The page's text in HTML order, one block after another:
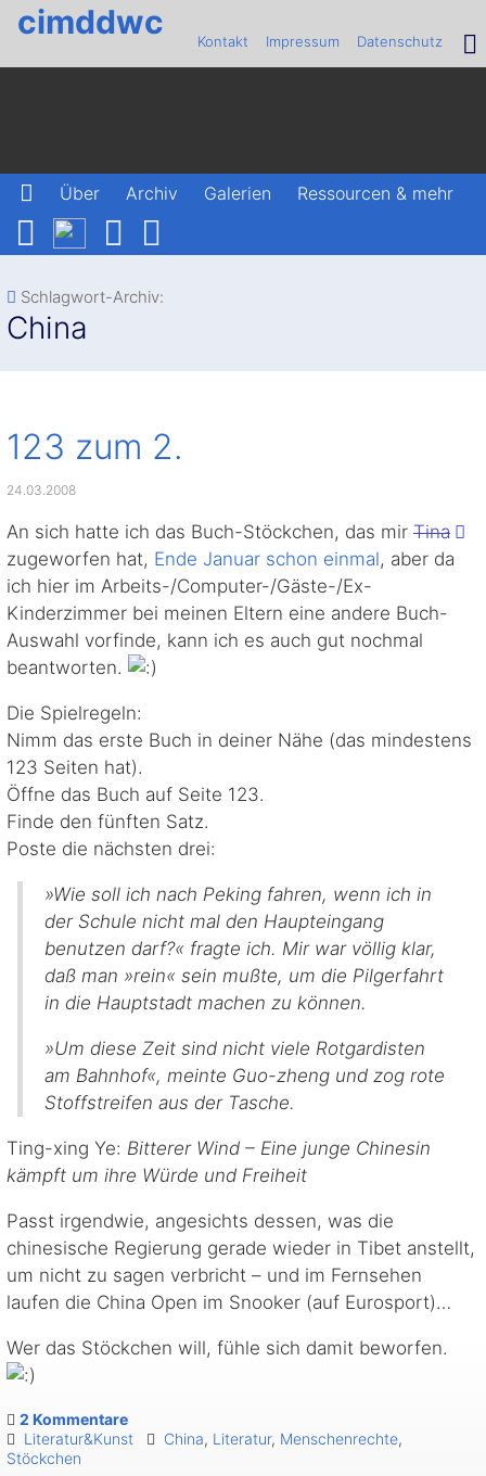
cimddwc Kontakt Impressum Datenschutz
Über Archiv Galerien Ressourcen & mehr
Schlagwort-Archiv:
China
123 zum 2.
24.03.2008
An sich hatte ich das Buch-Stöckchen, das mir Tina
zugeworfen hat, Ende Januar schon einmal, aber da
ich hier im Arbeits-/Computer-/Gäste-/Ex-
Kinderzimmer bei meinen Eltern eine andere Buch-
Auswahl vorfinde, kann ich es auch gut nochmal
beantworten.
Die Spielregeln:
Nimm das erste Buch in deiner Nähe (das mindestens
123 Seiten hat).
Öffne das Buch auf Seite 123.
Finde den fünften Satz.
Poste die nächsten drei:
»Wie soll ich nach Peking fahren, wenn ich in
der Schule nicht mal den Haupteingang
benutzen darf?« fragte ich. Mir war völlig klar,
daß man »rein« sein mußte, um die Pilgerfahrt
in die Hauptstadt machen zu können.
»Um diese Zeit sind nicht viele Rotgardisten
am Bahnhof«, meinte Guo-zheng und zog rote
Stoffstreifen aus der Tasche.
Ting-xing Ye: Bitterer Wind – Eine junge Chinesin
kämpft um ihre Würde und Freiheit
Passt irgendwie, angesichts dessen, was die
chinesische Regierung gerade wieder in Tibet anstellt,
um nicht zu sagen verbricht – und im Fernsehen
laufen die China Open im Snooker (auf Eurosport)…
Wer das Stöckchen will, fühle sich damit beworfen.
2 Kommentare
Literatur&Kunst
China, Literatur, Menschenrechte,
Stöckchen